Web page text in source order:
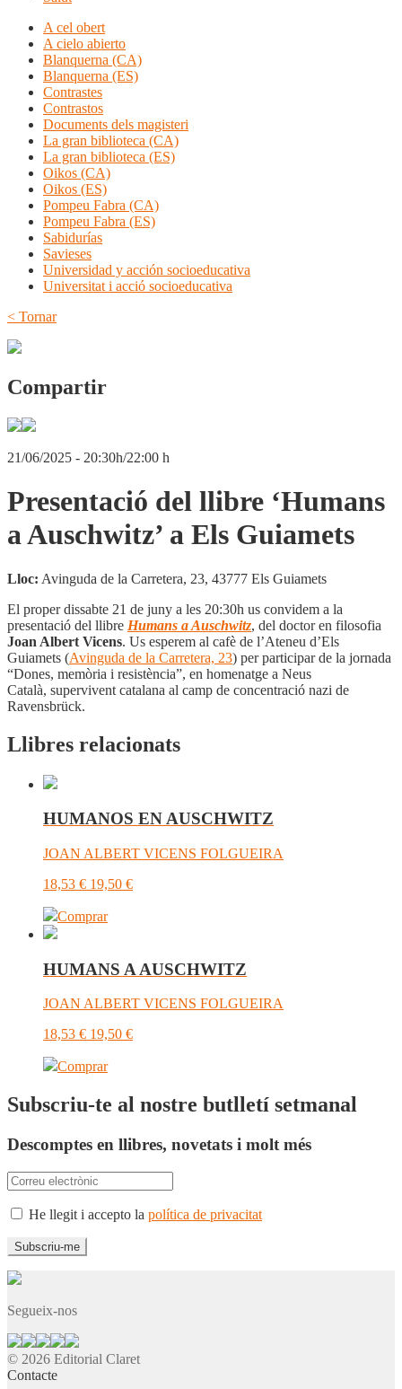
A cel obert
A cielo abierto
Blanquerna (CA)
Blanquerna (ES)
Contrastes
Contrastos
Documents dels magisteri
La gran biblioteca (CA)
La gran biblioteca (ES)
Oikos (CA)
Oikos (ES)
Pompeu Fabra (CA)
Pompeu Fabra (ES)
Sabidurías
Savieses
Universidad y acción socioeducativa
Universitat i acció socioeducativa
< Tornar
Compartir
21/06/2025 - 20:30h/22:00 h
Presentació del llibre ‘Humans
a Auschwitz’ a Els Guiamets
Lloc: Avinguda de la Carretera, 23, 43777 Els Guiamets
El proper dissabte 21 de juny a les 20:30h us convidem a la
presentació del llibre Humans a Auschwitz, del doctor en filosofia
Joan Albert Vicens. Us esperem al cafè de l’Ateneu d’Els
Guiamets (Avinguda de la Carretera, 23) per participar de la jornada
“Dones, memòria i resistència”, en homenatge a Neus
Català, supervivent catalana al camp de concentració nazi de
Ravensbrück.
Llibres relacionats
HUMANOS EN AUSCHWITZ
JOAN ALBERT VICENS FOLGUEIRA
18,53 € 19,50 €
Comprar
HUMANS A AUSCHWITZ
JOAN ALBERT VICENS FOLGUEIRA
18,53 € 19,50 €
Comprar
Subscriu-te al nostre butlletí setmanal
Descomptes en llibres, novetats i molt més
He llegit i accepto la política de privacitat
Segueix-nos
© 2026 Editorial Claret
Contacte